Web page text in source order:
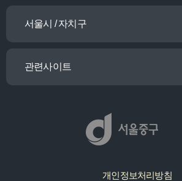
서울시 / 자치구
관련사이트
개인정보처리방침